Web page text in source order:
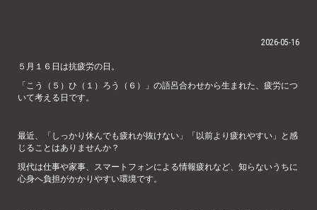
2026-05-16
５月１６日は抗疲労の日。
「こう（５）ひ（１）ろう（６）」の語呂合わせから生まれた、疲労につ
いて考える日です。
最近、「しっかり休んでも疲れが抜けない」「以前より疲れやすい」と感
じることはありませんか？
現代は仕事や家事、スマートフォンによる情報疲れなど、知らないうちに
心身へ負担がかかりやすい環境です。